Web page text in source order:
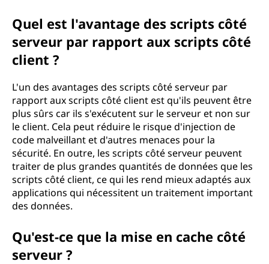
Quel est l'avantage des scripts côté
serveur par rapport aux scripts côté
client ?
L'un des avantages des scripts côté serveur par
rapport aux scripts côté client est qu'ils peuvent être
plus sûrs car ils s'exécutent sur le serveur et non sur
le client. Cela peut réduire le risque d'injection de
code malveillant et d'autres menaces pour la
sécurité. En outre, les scripts côté serveur peuvent
traiter de plus grandes quantités de données que les
scripts côté client, ce qui les rend mieux adaptés aux
applications qui nécessitent un traitement important
des données.
Qu'est-ce que la mise en cache côté
serveur ?